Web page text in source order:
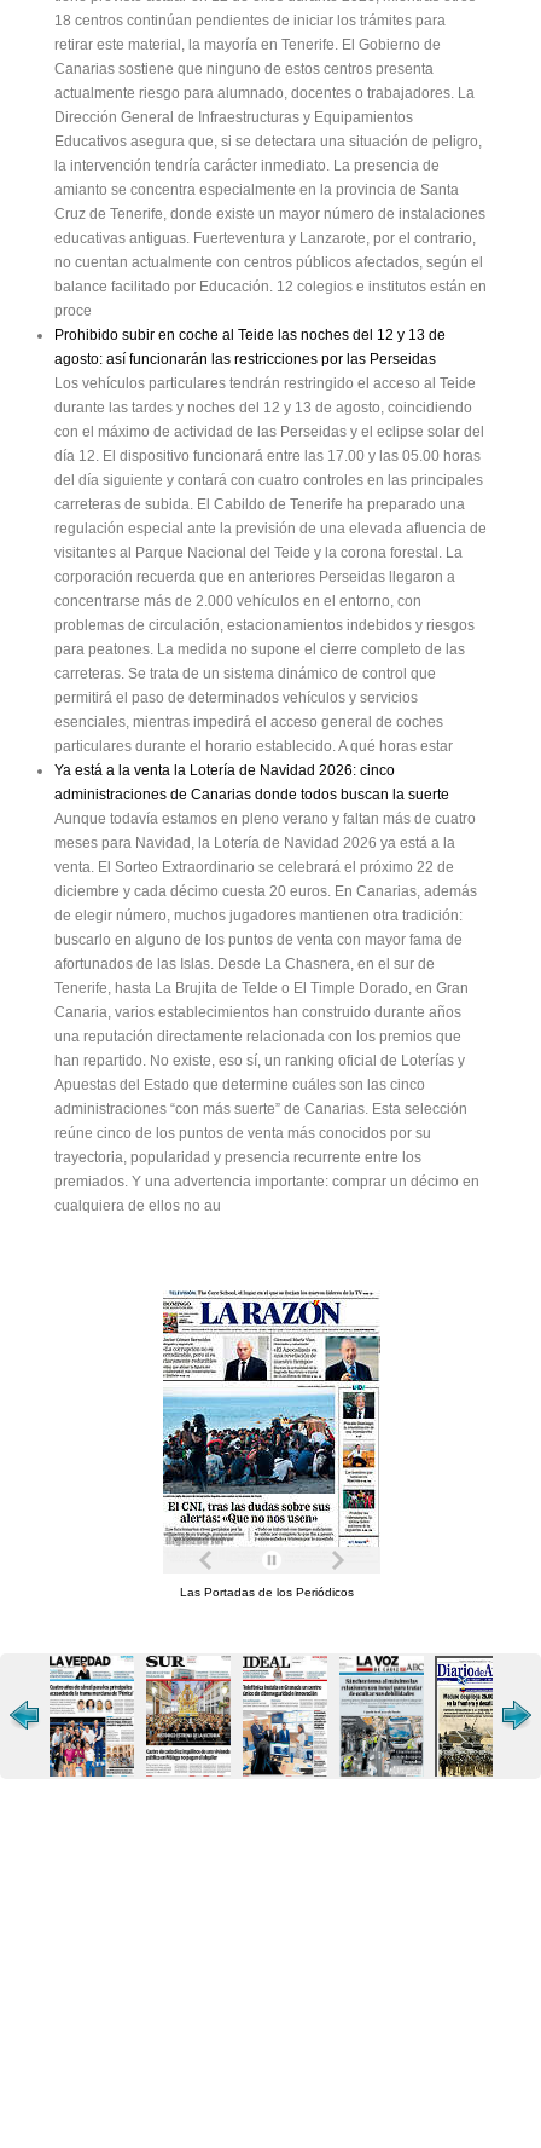
18 centros continúan pendientes de iniciar los trámites para
retirar este material, la mayoría en Tenerife. El Gobierno de
Canarias sostiene que ninguno de estos centros presenta
actualmente riesgo para alumnado, docentes o trabajadores. La
Dirección General de Infraestructuras y Equipamientos
Educativos asegura que, si se detectara una situación de peligro,
la intervención tendría carácter inmediato. La presencia de
amianto se concentra especialmente en la provincia de Santa
Cruz de Tenerife, donde existe un mayor número de instalaciones
educativas antiguas. Fuerteventura y Lanzarote, por el contrario,
no cuentan actualmente con centros públicos afectados, según el
balance facilitado por Educación. 12 colegios e institutos están en
proce
Prohibido subir en coche al Teide las noches del 12 y 13 de
agosto: así funcionarán las restricciones por las Perseidas
Los vehículos particulares tendrán restringido el acceso al Teide
durante las tardes y noches del 12 y 13 de agosto, coincidiendo
con el máximo de actividad de las Perseidas y el eclipse solar del
día 12. El dispositivo funcionará entre las 17.00 y las 05.00 horas
del día siguiente y contará con cuatro controles en las principales
carreteras de subida. El Cabildo de Tenerife ha preparado una
regulación especial ante la previsión de una elevada afluencia de
visitantes al Parque Nacional del Teide y la corona forestal. La
corporación recuerda que en anteriores Perseidas llegaron a
concentrarse más de 2.000 vehículos en el entorno, con
problemas de circulación, estacionamientos indebidos y riesgos
para peatones. La medida no supone el cierre completo de las
carreteras. Se trata de un sistema dinámico de control que
permitirá el paso de determinados vehículos y servicios
esenciales, mientras impedirá el acceso general de coches
particulares durante el horario establecido. A qué horas estar
Ya está a la venta la Lotería de Navidad 2026: cinco
administraciones de Canarias donde todos buscan la suerte
Aunque todavía estamos en pleno verano y faltan más de cuatro
meses para Navidad, la Lotería de Navidad 2026 ya está a la
venta. El Sorteo Extraordinario se celebrará el próximo 22 de
diciembre y cada décimo cuesta 20 euros. En Canarias, además
de elegir número, muchos jugadores mantienen otra tradición:
buscarlo en alguno de los puntos de venta con mayor fama de
afortunados de las Islas. Desde La Chasnera, en el sur de
Tenerife, hasta La Brujita de Telde o El Timple Dorado, en Gran
Canaria, varios establecimientos han construido durante años
una reputación directamente relacionada con los premios que
han repartido. No existe, eso sí, un ranking oficial de Loterías y
Apuestas del Estado que determine cuáles son las cinco
administraciones “con más suerte” de Canarias. Esta selección
reúne cinco de los puntos de venta más conocidos por su
trayectoria, popularidad y presencia recurrente entre los
premiados. Y una advertencia importante: comprar un décimo en
cualquiera de ellos no au
Las Portadas de los Periódicos